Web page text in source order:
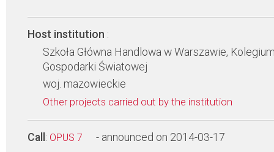
Host institution :
Szkoła Główna Handlowa w Warszawie,
Gospodarki Światowej
woj. mazowieckie
Other projects carried out by the institution
Call : OPUS 7 - announced on 2014-03-17